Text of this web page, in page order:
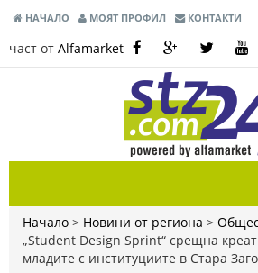
НАЧАЛО МОЯТ ПРОФИЛ КОНТАКТИ
част от Alfamarket
Начало > Новини от региона >
„Student Design Sprint“ срещна
младите с институциите в Стара